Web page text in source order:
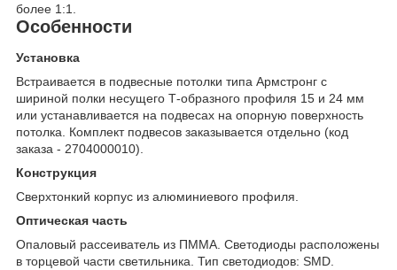
более 1:1.
Особенности
Установка
Встраивается в подвесные потолки типа Армстронг с
шириной полки несущего Т-образного профиля 15 и 24 мм
или устанавливается на подвесах на опорную поверхность
потолка. Комплект подвесов заказывается отдельно (код
заказа - 2704000010).
Конструкция
Сверхтонкий корпус из алюминиевого профиля.
Оптическая часть
Опаловый рассеиватель из ПММА. Светодиоды расположены
в торцевой части светильника. Тип светодиодов: SMD.